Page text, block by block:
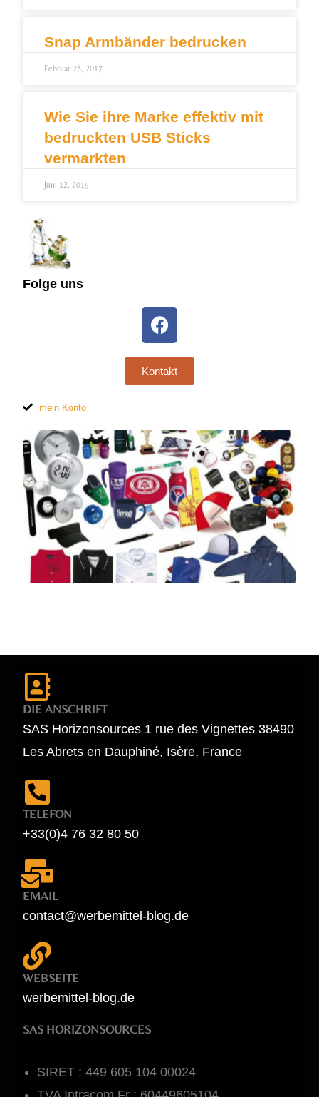
Snap Armbänder bedrucken
Februar 28, 2017
Wie Sie ihre Marke effektiv mit
bedruckten USB Sticks
vermarkten
Juni 12, 2015
Folge uns
Kontakt
mein Konto
DIE ANSCHRIFT
SAS Horizonsources 1 rue des Vignettes 38490
Les Abrets en Dauphiné, Isère, France
TELEFON
+33(0)4 76 32 80 50
EMAIL
contact@werbemittel-blog.de
WEBSEITE
werbemittel-blog.de
SAS HORIZONSOURCES
SIRET : 449 605 104 00024